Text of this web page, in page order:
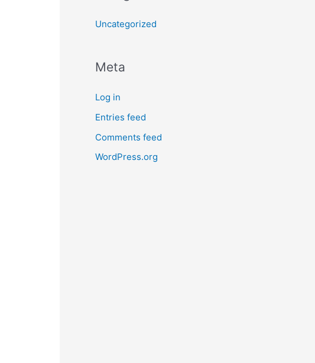
Uncategorized
Meta
Log in
Entries feed
Comments feed
WordPress.org